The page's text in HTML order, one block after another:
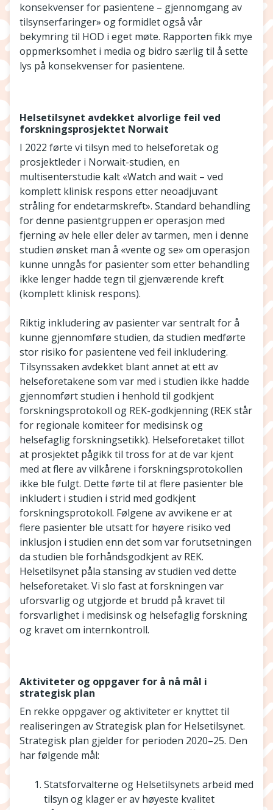
konsekvenser for pasientene – gjennomgang av
tilsynserfaringer» og formidlet også vår
bekymring til HOD i eget møte. Rapporten fikk mye
oppmerksomhet i media og bidro særlig til å sette
lys på konsekvenser for pasientene.
Helsetilsynet avdekket alvorlige feil ved
forskningsprosjektet Norwait
I 2022 førte vi tilsyn med to helseforetak og
prosjektleder i Norwait-studien, en
multisenterstudie kalt «Watch and wait – ved
komplett klinisk respons etter neoadjuvant
stråling for endetarmskreft». Standard behandling
for denne pasientgruppen er operasjon med
fjerning av hele eller deler av tarmen, men i denne
studien ønsket man å «vente og se» om operasjon
kunne unngås for pasienter som etter behandling
ikke lenger hadde tegn til gjenværende kreft
(komplett klinisk respons).
Riktig inkludering av pasienter var sentralt for å
kunne gjennomføre studien, da studien medførte
stor risiko for pasientene ved feil inkludering.
Tilsynssaken avdekket blant annet at ett av
helseforetakene som var med i studien ikke hadde
gjennomført studien i henhold til godkjent
forskningsprotokoll og REK-godkjenning (REK står
for regionale komiteer for medisinsk og
helsefaglig forskningsetikk). Helseforetaket tillot
at prosjektet pågikk til tross for at de var kjent
med at flere av vilkårene i forskningsprotokollen
ikke ble fulgt. Dette førte til at flere pasienter ble
inkludert i studien i strid med godkjent
forskningsprotokoll. Følgene av avvikene er at
flere pasienter ble utsatt for høyere risiko ved
inklusjon i studien enn det som var forutsetningen
da studien ble forhåndsgodkjent av REK.
Helsetilsynet påla stansing av studien ved dette
helseforetaket. Vi slo fast at forskningen var
uforsvarlig og utgjorde et brudd på kravet til
forsvarlighet i medisinsk og helsefaglig forskning
og kravet om internkontroll.
Aktiviteter og oppgaver for å nå mål i
strategisk plan
En rekke oppgaver og aktiviteter er knyttet til
realiseringen av Strategisk plan for Helsetilsynet.
Strategisk plan gjelder for perioden 2020–25. Den
har følgende mål:
Statsforvalterne og Helsetilsynets arbeid med
tilsyn og klager er av høyeste kvalitet